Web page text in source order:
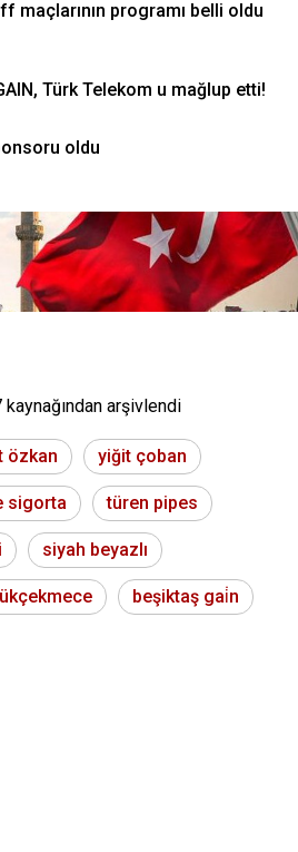
maçlarının programı belli oldu
Türk Telekom u mağlup etti!
oldu
kaynağından arşivlendi
özkan yiğit çoban
sigorta türen pipes
siyah beyazlı
beşiktaş gai̇n